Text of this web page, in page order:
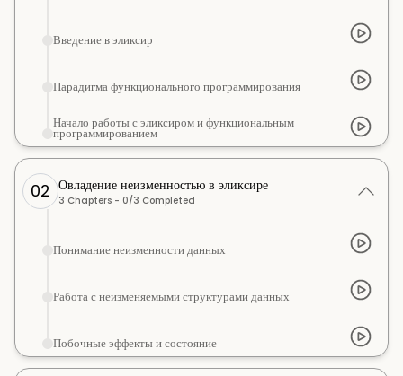
Введение в эликсир
Парадигма функционального программирования
Начало работы с эликсиром и функциональным
программированием
02 Овладение неизменностью в эликсире
3 Chapters - 0/3 Completed
Понимание неизменности данных
Работа с неизменяемыми структурами данных
Побочные эффекты и состояние